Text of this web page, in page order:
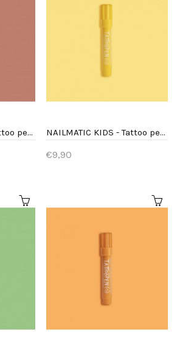
NAILMATIC KIDS - Tattoo pen Bruin NAILMATIC KIDS - Tattoo pen Geel
€9,90